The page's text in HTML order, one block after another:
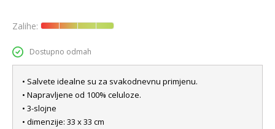
Zalihe:
Dostupno odmah
• Salvete idealne su za svakodnevnu primjenu.
• Napravljene od 100% celuloze.
• 3-slojne
• dimenzije: 33 x 33 cm